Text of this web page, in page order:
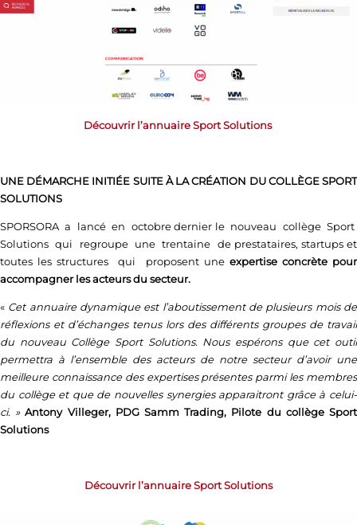
Découvrir l’annuaire Sport Solutions
UNE DÉMARCHE INITIÉE SUITE ÀLA CRÉATION DU COLLÈGE SPORT
SOLUTIONS
SPORSORA a lancé en octobre dernier le nouveau collège Sport
Solutions qui regroupe une trentaine de prestataires, startups et
toutes les structures qui proposent une expertise concrète pour
accompagner les acteurs du secteur.
« Cet annuaire dynamique est l’aboutissement de plusieurs mois de
réflexions et d’échanges tenus lors des différents groupes de travail
du nouveau Collège Sport Solutions. Nous espérons que cet outil
permettra à l’ensemble des acteurs de notre secteur d’avoir une
meilleure connaissance des expertises présentes parmi les membres
du collège et que de nouvelles synergies apparaitront grâce à celui-
ci. »Antony Villeger, PDG Samm Trading, Pilote du collège Sport
Solutions
Découvrir l’annuaire Sport Solutions